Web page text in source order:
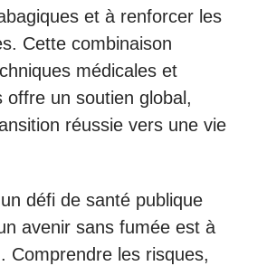
et à renforcer les
Cette combinaison
médicales et
offre un soutien global,
réussie vers une vie
défi de santé publique
avenir sans fumée est à
Comprendre les risques,